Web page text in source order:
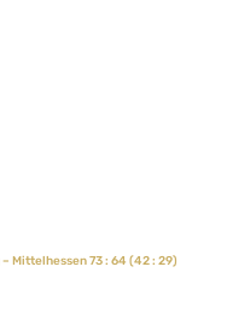
Mittelhessen 73 : 64 (42 : 29)